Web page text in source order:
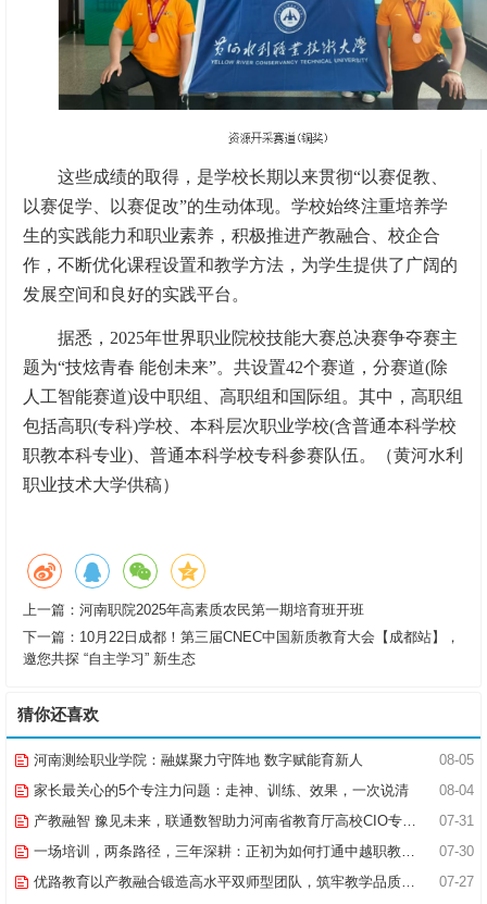
这些成绩的取得，是学校长期以来贯彻“以赛促教、
以赛促学、以赛促改”的生动体现。学校始终注重培养学
生的实践能力和职业素养，积极推进产教融合、校企合
作，不断优化课程设置和教学方法，为学生提供了广阔的
发展空间和良好的实践平台。
据悉，2025年世界职业院校技能大赛总决赛争夺赛主
题为“技炫青春 能创未来”。共设置42个赛道，分赛道(除
人工智能赛道)设中职组、高职组和国际组。其中，高职组
包括高职(专科)学校、本科层次职业学校(含普通本科学校
职教本科专业)、普通本科学校专科参赛队伍。（黄河水利
职业技术大学供稿）
上一篇： 河南职院2025年高素质农民第一期培育班开班
下一篇： 10月22日成都！第三届CNEC中国新质教育大会【成都站】，
邀您共探 “自主学习” 新生态
猜你还喜欢
08-05
河南测绘职业学院：融媒聚力守阵地 数字赋能育新人
08-04
家长最关心的5个专注力问题：走神、训练、效果，一次说清
07-31
产教融智 豫见未来，联通数智助力河南省教育厅高校CIO专题研究班共探AI赋能高等教育新路径
07-30
一场培训，两条路径，三年深耕：正初为如何打通中越职教合作的“最后一公里”
07-27
优路教育以产教融合锻造高水平双师型团队，筑牢教学品质基石